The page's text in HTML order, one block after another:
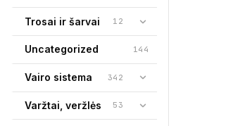
Trosai ir šarvai 12
Uncategorized 144
Vairo sistema 342
Varžtai, veržlės 53